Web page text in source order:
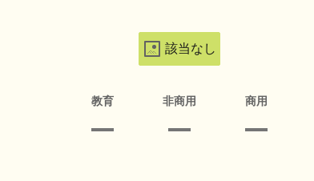
該当なし
教育 非商用 商用